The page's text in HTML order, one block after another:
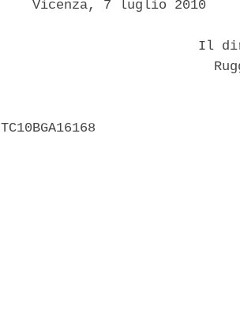
    Vicenza, 7 luglio 2010
Il